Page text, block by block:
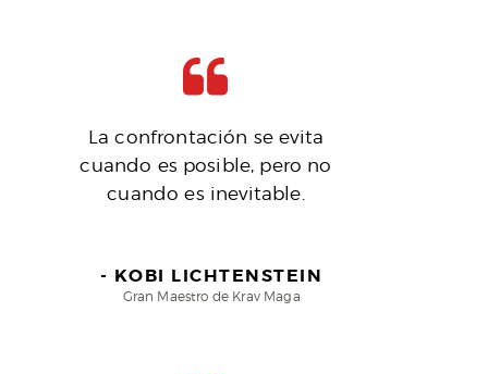
La confrontación se evita
cuando es posible, pero no
cuando es inevitable.
KOBI LICHTENSTEIN
Gran Maestro de Krav Maga